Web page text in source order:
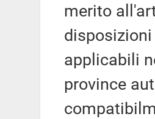
merito
applicabili
province